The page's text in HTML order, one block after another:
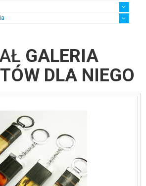
GALERIA
DLA NIEGO